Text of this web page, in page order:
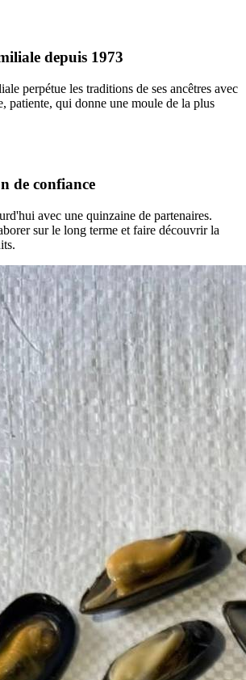
depuis 1973
perpétue les traditions de ses ancêtres avec
patiente, qui donne une moule de la plus
de confiance
avec une quinzaine de partenaires.
sur le long terme et faire découvrir la